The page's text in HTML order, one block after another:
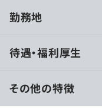
・裁量が大きく、会
・社員ひとりひとり
・エンジニア、管理
勤務地
待遇・福利厚生
その他の特徴